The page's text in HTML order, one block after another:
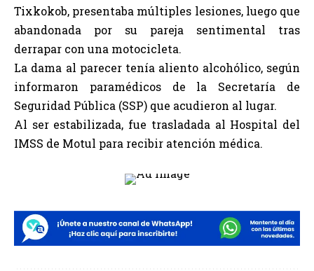
Tixkokob, presentaba múltiples lesiones, luego que
abandonada por su pareja sentimental tras
derrapar con una motocicleta.
La dama al parecer tenía aliento alcohólico, según
informaron paramédicos de la Secretaría de
Seguridad Pública (SSP) que acudieron al lugar.
Al ser estabilizada, fue trasladada al Hospital del
IMSS de Motul para recibir atención médica.